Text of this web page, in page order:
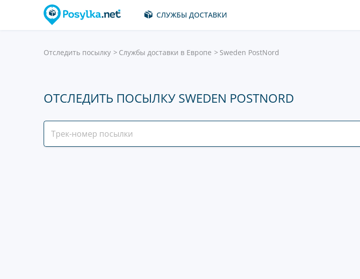
СЛУЖБЫ ДОСТАВКИ
Отследить посылку Службы доставки в Европе Sweden PostNord
ОТСЛЕДИТЬ ПОСЫЛКУ SWEDEN POSTNORD